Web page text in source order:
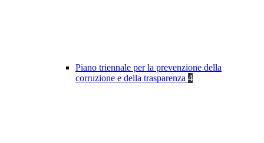
Piano triennale per la prevenzione della
corruzione e della trasparenza 4